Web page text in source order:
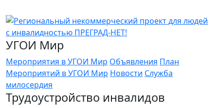
УГОИ Мир
Мероприятия в УГОИ Мир Объявления План
Мероприятий в УГОИ Мир Новости Служба
милосердия
Трудоустройство инвалидов